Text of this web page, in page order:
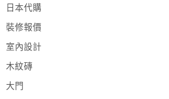
日本代購
裝修報價
室內設計
木紋磚
大門